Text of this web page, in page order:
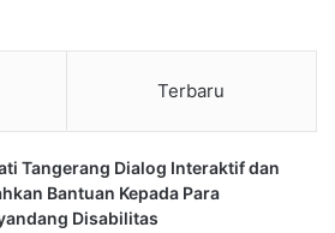
Terbaru
Tangerang Dialog Interaktif dan
Bantuan Kepada Para
Disabilitas